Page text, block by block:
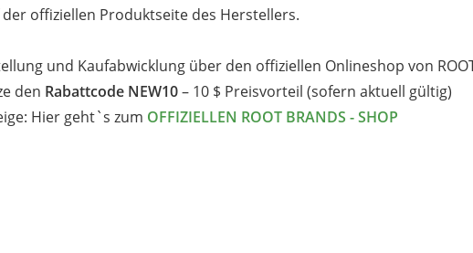
der offiziellen Produktseite des Herstellers.
und Kaufabwicklung über den offiziellen Onlineshop von
den Rabattcode NEW10– 10 $ Preisvorteil (sofern aktuell gültig)
Hier geht`s zum OFFIZIELLEN ROOT BRANDS - SHOP